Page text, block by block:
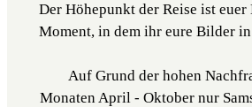
Der Höhepunkt der Reise ist
Moment, in dem ihr eure Bilder
Auf Grund der hohen
Monaten April - Oktober nur